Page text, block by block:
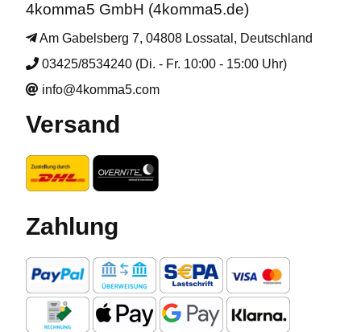
4komma5 GmbH (4komma5.de)
Am Gabelsberg 7, 04808 Lossatal, Deutschland
03425/8534240 (Di. - Fr. 10:00 - 15:00 Uhr)
info@4komma5.com
Versand
Zahlung